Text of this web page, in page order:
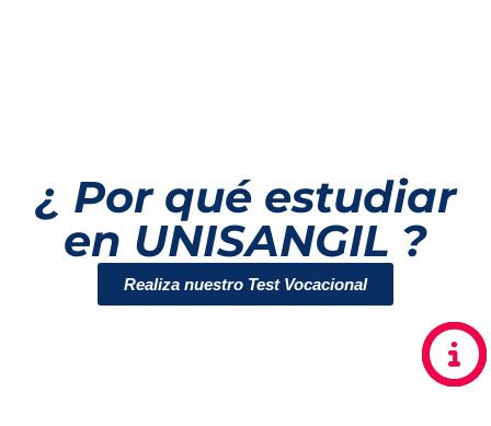
¿ Por qué estudiar
en UNISANGIL ?
Realiza nuestro Test Vocacional